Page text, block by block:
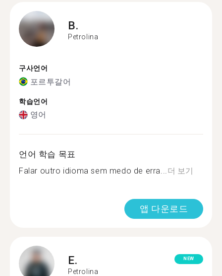
B.
Petrolina
구사언어
포르투갈어
학습언어
영어
언어 학습 목표
Falar outro idioma sem medo de erra...더 보기
앱 다운로드
E.
Petrolina
NEW